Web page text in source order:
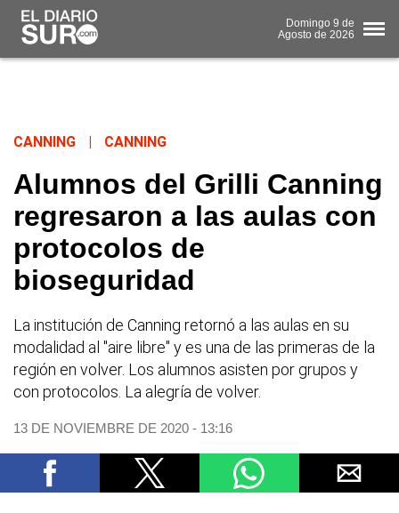
Domingo 9 de
Agosto de 2026
CANNING CANNING
Alumnos del Grilli Canning
regresaron a las aulas con
protocolos de
bioseguridad
La institución de Canning retornó a las aulas en su
modalidad al "aire libre" y es una de las primeras de la
región en volver. Los alumnos asisten por grupos y
con protocolos. La alegría de volver.
13 DE NOVIEMBRE DE 2020 - 13:16